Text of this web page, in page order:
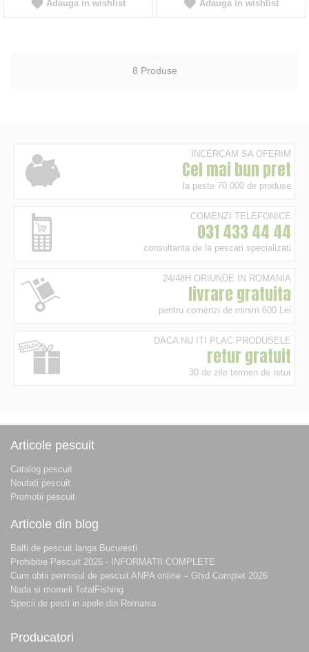
Adauga in wishlist Adauga in wishlist
8 Produse
INCERCAM SA OFERIM
Cel mai bun pret
la peste 70.000 de produse
COMENZI TELEFONICE
031 433 44 44
consultanta de la pescari specializati
24/48H ORIUNDE IN ROMANIA
livrare gratuita
pentru comenzi de minim 600 Lei
DACA NU ITI PLAC PRODUSELE
retur gratuit
30 de zile termen de retur
Articole pescuit
Catalog pescuit
Noutati pescuit
Promotii pescuit
Articole din blog
Balti de pescuit langa Bucuresti
Prohibitie Pescuit 2026 - INFORMATII COMPLETE
Cum obtii permisul de pescuit ANPA online – Ghid Complet 2026
Nada si momeli TotalFishing
Specii de pesti in apele din Romania
Producatori